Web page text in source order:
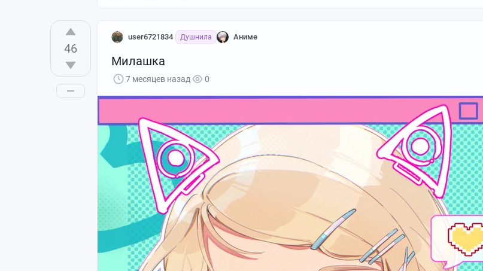
46
user6721834 Душнила Аниме
Милашка
7 месяцев назад 0